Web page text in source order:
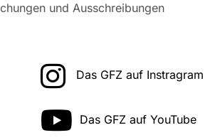
und Ausschreibungen
Das GFZ auf Instragram
Das GFZ auf YouTube